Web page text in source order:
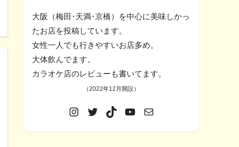
大阪（梅田･天満･京橋）を中心に美味しかっ
たお店を投稿しています。
女性一人でも行きやすいお店多め。
大体飲んでます。
カラオケ店のレビューも書いてます。
（2022年12月開設）